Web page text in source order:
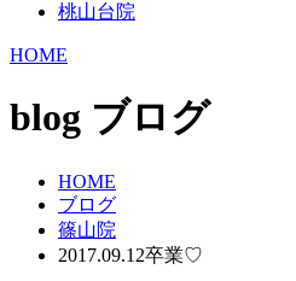
桃山台院
HOME
blog ブログ
HOME
ブログ
篠山院
2017.09.12卒業♡